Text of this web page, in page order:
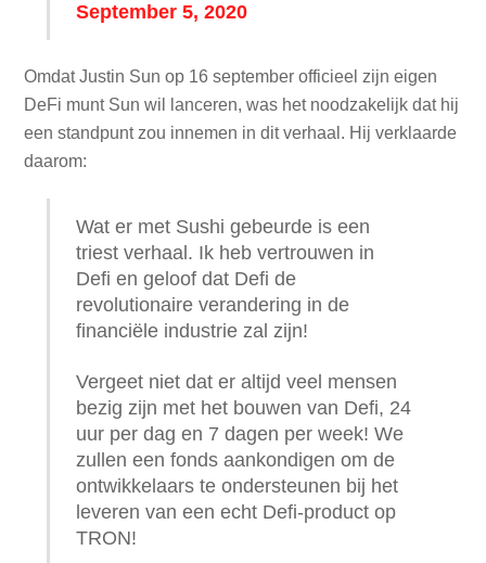
September 5, 2020
Omdat Justin Sun op 16 september officieel zijn eigen
DeFi munt Sun wil lanceren, was het noodzakelijk dat hij
een standpunt zou innemen in dit verhaal. Hij verklaarde
daarom:
Wat er met Sushi gebeurde is een
triest verhaal. Ik heb vertrouwen in
Defi en geloof dat Defi de
revolutionaire verandering in de
financiële industrie zal zijn!
Vergeet niet dat er altijd veel mensen
bezig zijn met het bouwen van Defi, 24
uur per dag en 7 dagen per week! We
zullen een fonds aankondigen om de
ontwikkelaars te ondersteunen bij het
leveren van een echt Defi-product op
TRON!